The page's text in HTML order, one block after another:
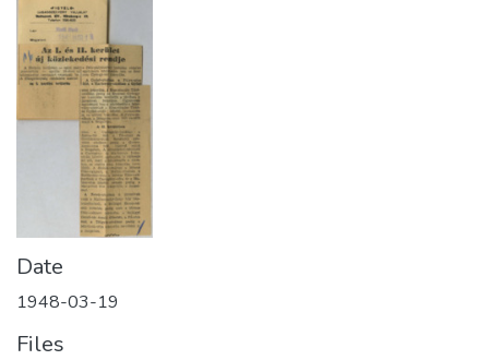
Date
1948-03-19
Files